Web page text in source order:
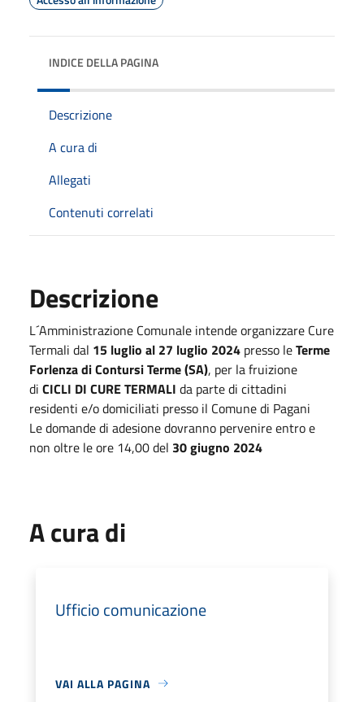
INDICE DELLA PAGINA
Descrizione
A cura di
Allegati
Contenuti correlati
Descrizione
L´Amministrazione Comunale intende organizzare Cure
Termali dal 15 luglio al 27 luglio 2024 presso leTerme
Forlenza di Contursi Terme (SA), per la fruizione
di CICLI DI CURE TERMALI da parte di cittadini
residenti e/o domiciliati presso il Comune di Pagani
Le domande di adesione dovranno pervenire entro e
non oltre le ore 14,00 del 30 giugno 2024
A cura di
Ufficio comunicazione
VAI ALLA PAGINA